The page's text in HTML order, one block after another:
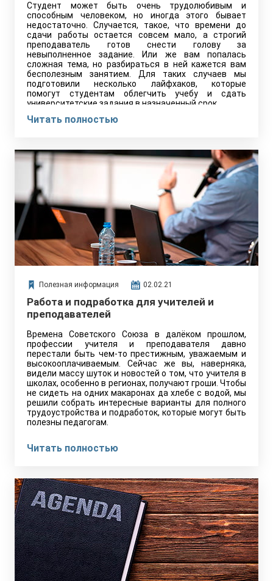
Студент может быть очень трудолюбивым и
способным человеком, но иногда этого бывает
недостаточно. Случается, такое, что времени до
сдачи работы остается совсем мало, а строгий
преподаватель готов снести голову за
невыполненное задание. Или же вам попалась
сложная тема, но разбираться в ней кажется вам
бесполезным занятием. Для таких случаев мы
подготовили несколько лайфхаков, которые
помогут студентам облегчить учебу и сдать
университетские задания в назначенный срок.
Читать полностью
Полезная информация 02.02.21
Работа и подработка для учителей и
преподавателей
Времена Советского Союза в далёком прошлом,
профессии учителя и преподавателя давно
перестали быть чем-то престижным, уважаемым и
высокооплачиваемым. Сейчас же вы, наверняка,
видели массу шуток и новостей о том, что учителя в
школах, особенно в регионах, получают гроши. Чтобы
не сидеть на одних макаронах да хлебе с водой, мы
решили собрать интересные варианты для полного
трудоустройства и подработок, которые могут быть
полезны педагогам.
Читать полностью